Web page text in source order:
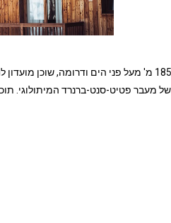
מגובה 1850 מ' מעל פני הים ודרומה,